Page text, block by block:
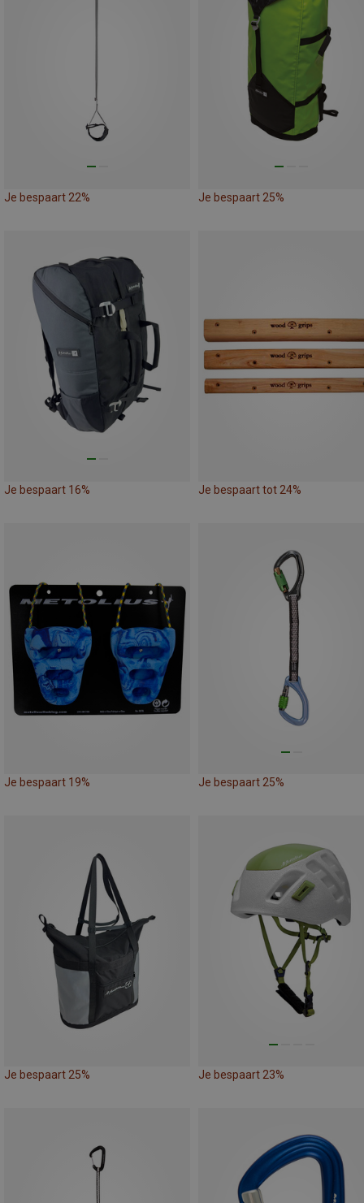
Je bespaart 22% Je bespaart 25%
Je bespaart 16% Je bespaart tot 24%
Je bespaart 19% Je bespaart 25%
Je bespaart 25% Je bespaart 23%